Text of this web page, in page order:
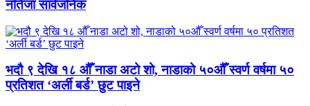
नतिजा सार्वजनिक
भदौ ९ देखि १८ औँ नाडा अटो शो, नाडाको ५०औँ स्वर्ण वर्षमा ५०
प्रतिशत ‘अर्ली बर्ड’ छुट पाइने